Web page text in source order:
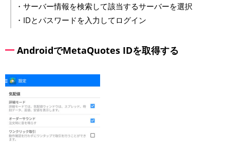
・サーバー情報を検索して該当するサーバーを選択
・IDとパスワードを入力してログイン
AndroidでMetaQuotes IDを取得する